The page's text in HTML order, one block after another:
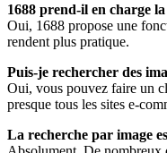
1688 prend-il en charge
Oui, 1688 propose une
rendent plus pratique.
Puis-je rechercher des
Oui, vous pouvez faire un
presque tous les sites e-
La recherche par image